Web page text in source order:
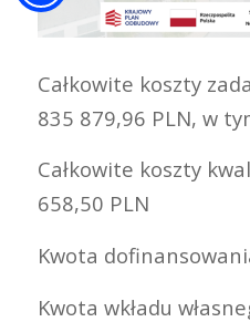
Całkowite koszty
835 879,96 PLN, w
Całkowite koszty
658,50 PLN
Kwota
Kwota wkładu